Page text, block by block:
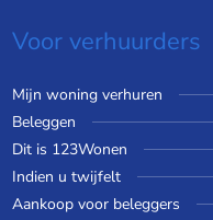
Voor verhuurders
Mijn woning verhuren
Beleggen
Dit is 123Wonen
Indien u twijfelt
Aankoop voor beleggers